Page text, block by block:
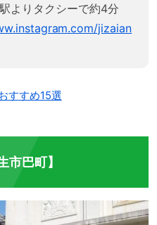
よりタクシーで約4分
jizaian
すすめ15選
巴町】